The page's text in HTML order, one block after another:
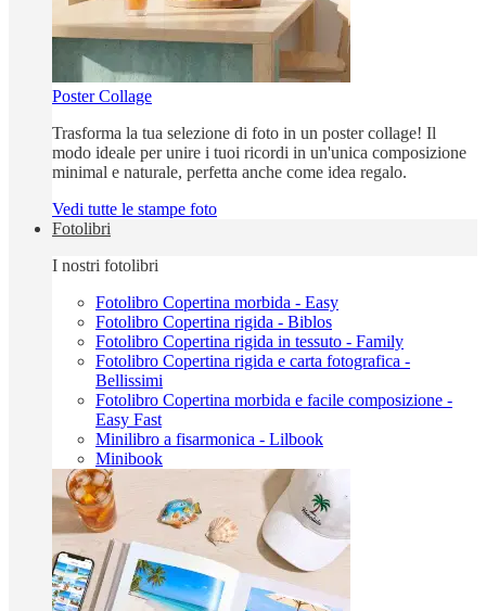
Poster Collage
Trasforma la tua selezione di foto in un poster collage! Il
modo ideale per unire i tuoi ricordi in un'unica composizione
minimal e naturale, perfetta anche come idea regalo.
Vedi tutte le stampe foto
Fotolibri
I nostri fotolibri
Fotolibro Copertina morbida - Easy
Fotolibro Copertina rigida - Biblos
Fotolibro Copertina rigida in tessuto - Family
Fotolibro Copertina rigida e carta fotografica -
Bellissimi
Fotolibro Copertina morbida e facile composizione -
Easy Fast
Minilibro a fisarmonica - Lilbook
Minibook